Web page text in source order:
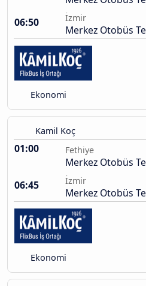
06:50
İzmir
Merkez Otobüs
Ekonomi
Kamil Koç
01:00 Fethiye
Merkez Otobüs
06:45
İzmir
Merkez Otobüs
Ekonomi